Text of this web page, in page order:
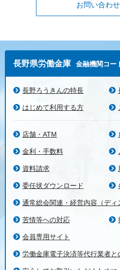
お問い合わ
長野県労働金庫 金融機関コー
長野ろうきんの特長
はじめて利用する方
店舗・ATM
金利・手数料
資料請求
委任状ダウンロード
通常総会関連・経営内容（ディ
苦情等への対応
会員専用サイト
労働金庫電子決済等代行業者